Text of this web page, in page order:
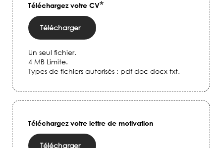
Téléchargez votre CV
Télécharger
Un seul fichier.
4 MB Limite.
Types de fichiers autorisés : pdf doc docx txt.
Téléchargez votre lettre de motivation
Télécharger